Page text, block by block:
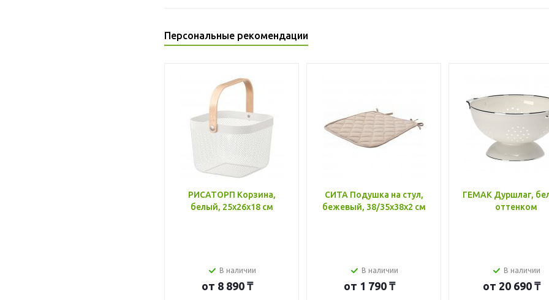
Персональные рекомендации
РИСАТОРП Корзина,
белый, 25x26x18 см
В наличии
от 8 890 ₸
СИТА Подушка на стул,
бежевый, 38/35x38x2 см
В наличии
от 1 790 ₸
ГЕМАК Дуршлаг,
оттенком
В наличии
от 20 690 ₸